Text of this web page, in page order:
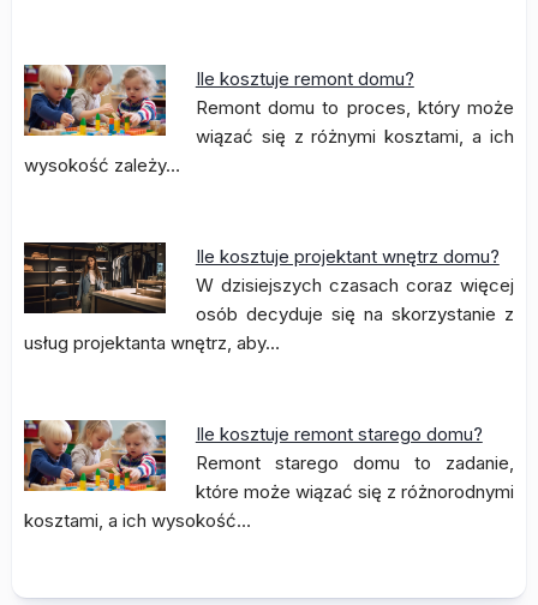
Ile kosztuje remont domu?
Remont domu to proces, który może
wiązać się z różnymi kosztami, a ich
wysokość zależy…
Ile kosztuje projektant wnętrz domu?
W dzisiejszych czasach coraz więcej
osób decyduje się na skorzystanie z
usług projektanta wnętrz, aby…
Ile kosztuje remont starego domu?
Remont starego domu to zadanie,
które może wiązać się z różnorodnymi
kosztami, a ich wysokość…